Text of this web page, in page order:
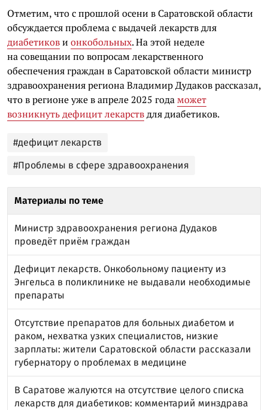
Отметим, что с прошлой осени в Саратовской области
обсуждается проблема с выдачей лекарств для
диабетикови онкобольных. На этой неделе
на совещании по вопросам лекарственного
обеспечения граждан в Саратовской области министр
здравоохранения региона Владимир Дудаков рассказал,
что в регионе уже в апреле 2025 годаможет
возникнуть дефицит лекарствдля диабетиков.
#дефицит лекарств
#Проблемы в сфере здравоохранения
Материалы по теме
Министр здравоохранения региона Дудаков
проведёт приём граждан
Дефицит лекарств. Онкобольному пациенту из
Энгельса в поликлинике не выдавали необходимые
препараты
Отсутствие препаратов для больных диабетом и
раком, нехватка узких специалистов, низкие
зарплаты: жители Саратовской области рассказали
губернатору о проблемах в медицине
В Саратове жалуются на отсутствие целого списка
лекарств для диабетиков: комментарий минздрава